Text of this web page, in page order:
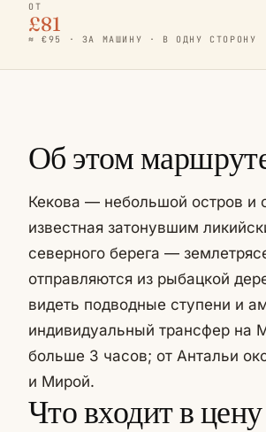
ОТ
£81
≈ €95 · ЗА МАШИНУ · В ОДНУ СТОРОНУ
Об этом
Кекова — небольшой остров
известная затонувшим
северного берега —
отправляются из рыбацкой
видеть подводные ступени и
индивидуальный трансфер на
больше 3 часов; от Антальи
и Мирой.
Что входит в цену